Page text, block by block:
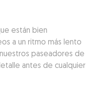
están bien
a un ritmo más lento
paseadores de
antes de cualquier